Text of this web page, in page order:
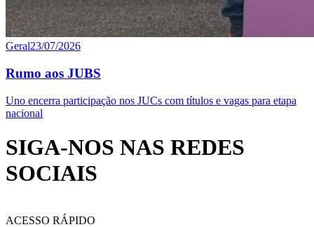
Geral23/07/2026
Rumo aos JUBS
Uno encerra participação nos JUCs com títulos e vagas para etapa
nacional
SIGA-NOS NAS REDES
SOCIAIS
ACESSO RÁPIDO